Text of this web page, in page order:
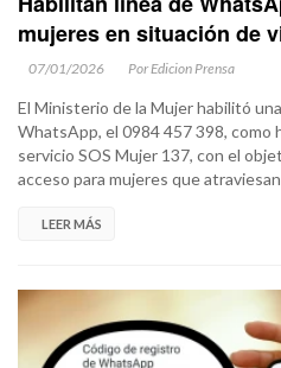
mujeres en situación de
07/01/2026 Por Edicion Prensa
El Ministerio de la Mujer habilitó
WhatsApp, el 0984 457 398, como
servicio SOS Mujer 137, con el
acceso para mujeres que
LEER MÁS